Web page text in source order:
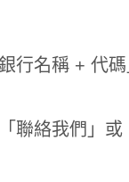
行名稱 + 代
聯絡我們」或